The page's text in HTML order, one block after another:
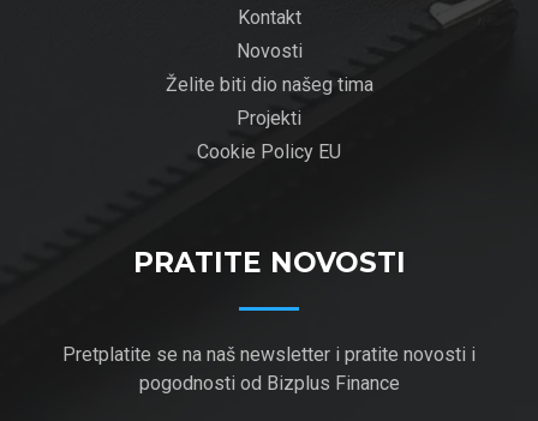
Kontakt
Novosti
Želite biti dio našeg tima
Projekti
Cookie Policy EU
PRATITE NOVOSTI
Pretplatite se na naš newsletter i pratite novosti i
pogodnosti od Bizplus Finance